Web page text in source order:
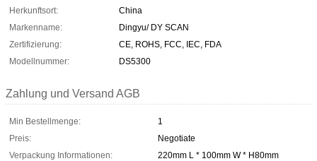
Herkunftsort:
China
Markenname:
Dingyu/ DY SCAN
Zertifizierung:
CE, ROHS, FCC, IEC, FDA
Modellnummer:
DS5300
Zahlung und Versand AGB
Min Bestellmenge:
1
Preis:
Negotiate
Verpackung Informationen:
220mm L * 100mm W * H80mm